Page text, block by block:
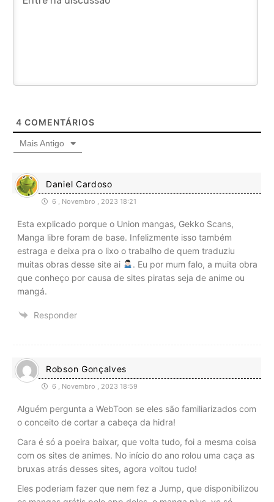
4 COMENTÁRIOS
Mais Antigo
Daniel Cardoso
6 , Novembro , 2023 18:21
Esta explicado porque o Union mangas, Gekko Scans,
Manga libre foram de base. Infelizmente isso também
estraga e deixa pra o lixo o trabalho de quem traduziu
muitas obras desse site ai
. Eu por mum falo, a muita obra
que conheço por causa de sites piratas seja de anime ou
mangá.
Responder
Robson Gonçalves
6 , Novembro , 2023 18:59
Alguém pergunta a WebToon se eles são familiarizados com
o conceito de cortar a cabeça da hidra!
Cara é só a poeira baixar, que volta tudo, foi a mesma coisa
com os sites de animes. No início do ano rolou uma caça as
bruxas atrás desses sites, agora voltou tudo!
Eles poderiam fazer que nem fez a Jump, que disponibilizou